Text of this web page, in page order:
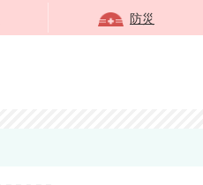
防災